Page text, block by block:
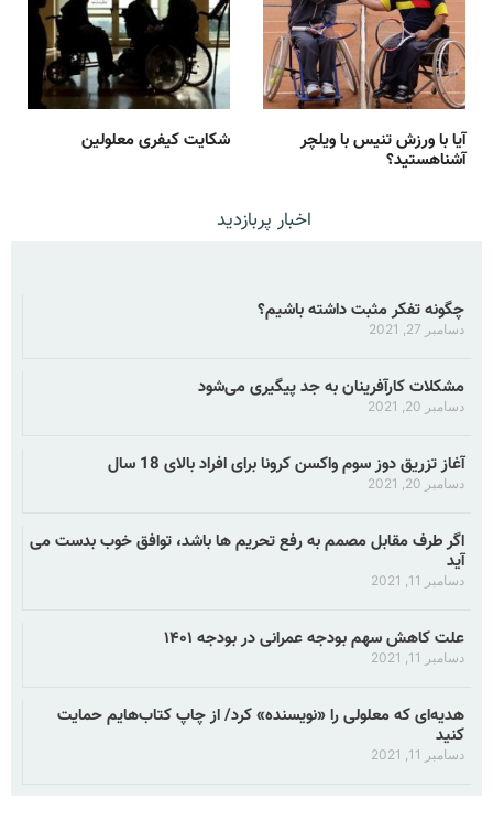
شکایت کیفری معلولین آیا با ورزش تنیس با ویلچر
آشناهستید؟
اخبار پربازدید
چگونه تفکر مثبت داشته باشیم؟
دسامبر 27, 2021
مشکلات کارآفرینان به جد پیگیری می‌شود
دسامبر 20, 2021
آغاز تزریق دوز سوم واکسن کرونا برای افراد بالای 18 سال
دسامبر 20, 2021
اگر طرف مقابل مصمم به رفع تحریم ها باشد، توافق خوب بدست می
آید
دسامبر 11, 2021
علت کاهش سهم بودجه عمرانی در بودجه ۱۴۰۱
دسامبر 11, 2021
هدیه‌ای که معلولی را «نویسنده» کرد/ از چاپ کتاب‌هایم حمایت
کنید
دسامبر 11, 2021